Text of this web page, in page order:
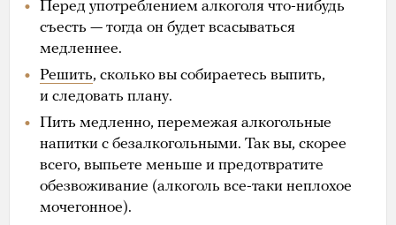
Перед употреблением алкоголя что-нибудь
съесть — тогда он будет всасываться
медленнее.
Решить, сколько вы собираетесь выпить,
и следовать плану.
Пить медленно, перемежая алкогольные
напитки с безалкогольными. Так вы, скорее
всего, выпьете меньше и предотвратите
обезвоживание (алкоголь все-таки неплохое
мочегонное).